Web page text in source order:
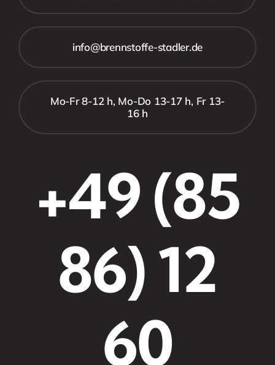
info@brennstoffe-stadler.de
Mo-Fr 8-12 h, Mo-Do 13-17 h, Fr 13-
16 h
+49 (85
86) 12
60